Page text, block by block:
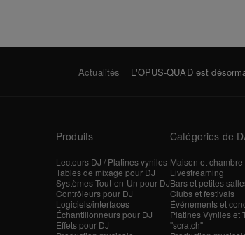
Actualités L'OPUS-QUAD est
Produits
Lecteurs DJ / Platines vyniles
Tables de mixage pour DJ
Systèmes Tout-en-Un pour DJ
Contrôleurs pour DJ
Logiciels/interfaces
Échantillonneurs pour DJ
Effets pour DJ
Catégories de
Maison et chambre
Livestreaming
Bars et petites
Clubs et festivals
Événements et
Platines Vyniles et
"scratch"